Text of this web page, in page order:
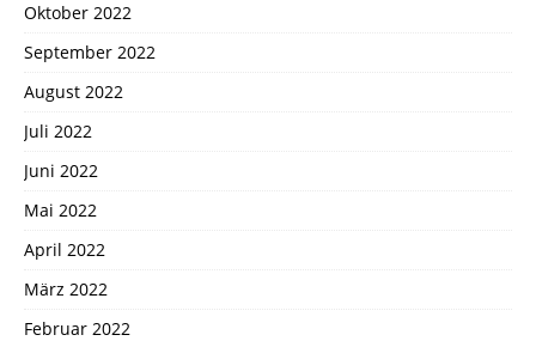
Oktober 2022
September 2022
August 2022
Juli 2022
Juni 2022
Mai 2022
April 2022
März 2022
Februar 2022